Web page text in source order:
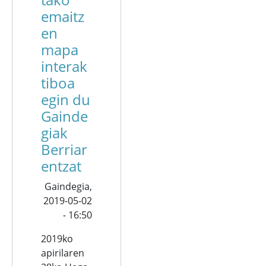
emaitz
en
mapa
interak
tiboa
egin du
Gainde
giak
Berriar
entzat
Gaindegia,
2019-05-02
- 16:50
2019ko
apirilaren